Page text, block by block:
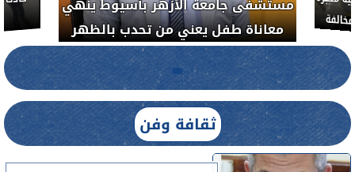
مستشفى جامعة الأزهر بأسيوط ينهي
معاناة طفل يعني من تحدب بالظهر
ثقافة وفن